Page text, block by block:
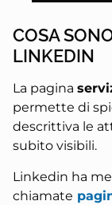
COSA
LINKEDIN
La pagina
permette di
descrittiva le
subito visibili.
Linkedin ha
chiamate